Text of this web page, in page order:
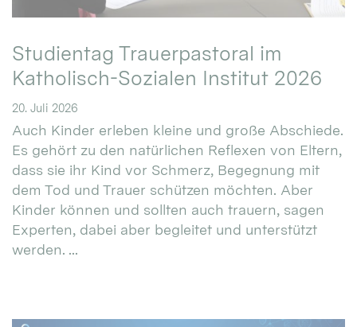
Studientag Trauerpastoral im
Katholisch-Sozialen Institut 2026
20. Juli 2026
Auch Kinder erleben kleine und große Abschiede.
Es gehört zu den natürlichen Reflexen von Eltern,
dass sie ihr Kind vor Schmerz, Begegnung mit
dem Tod und Trauer schützen möchten. Aber
Kinder können und sollten auch trauern, sagen
Experten, dabei aber begleitet und unterstützt
werden. ...